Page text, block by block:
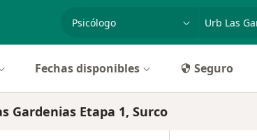
especialidad, enfermedad o nombre
Fechas disponibles Seguro
Gardenias Etapa 1, Surco